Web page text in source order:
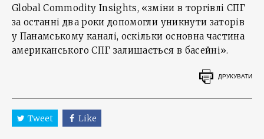
Global Commodity Insights, «зміни в торгівлі СПГ
за останні два роки допомогли уникнути заторів
у Панамському каналі, оскільки основна частина
американського СПГ залишається в басейні».
ДРУКУВАТИ
Tweet Like